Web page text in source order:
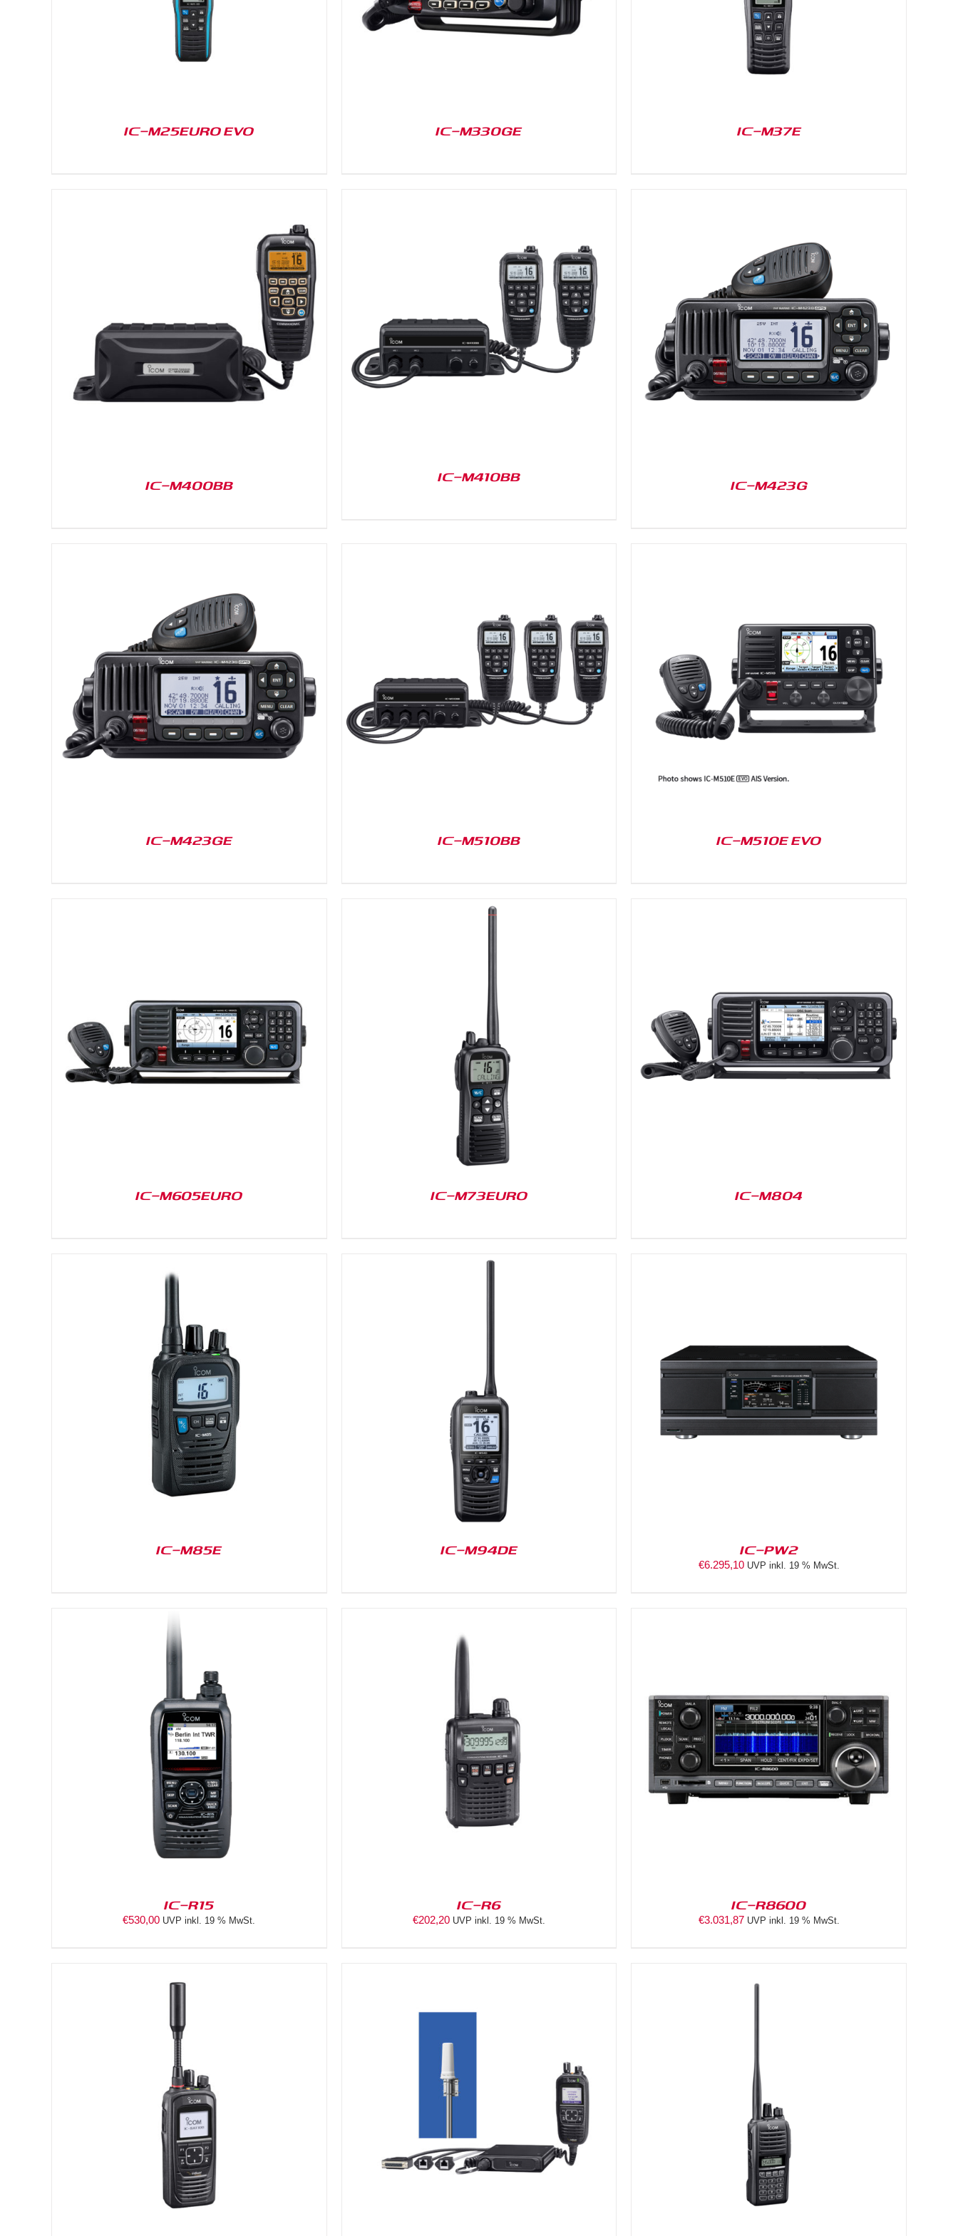
IC-M25EURO EVO IC-M330GE IC-M37E
IC-M400BB
DETAILS
IC-M410BB
DETAILS
IC-M423G
IC-M423GE
DETAILS
IC-M510BB
DETAILS
IC-M510E EVO
IC-M605EURO
DETAILS
IC-M73EURO
DETAILS
IC-M804
IC-M85E
DETAILS
IC-M94DE
DETAILS
IC-PW2
€6.295,10 UVP inkl. 19 % MwSt.
IC-R15
€530,00 UVP inkl. 19 % MwSt.
DETAILS
IC-R6
€202,20 UVP inkl. 19 % MwSt.
DETAILS
IC-R8600
€3.031,87 UVP inkl. 19 % MwSt.
DETAILS